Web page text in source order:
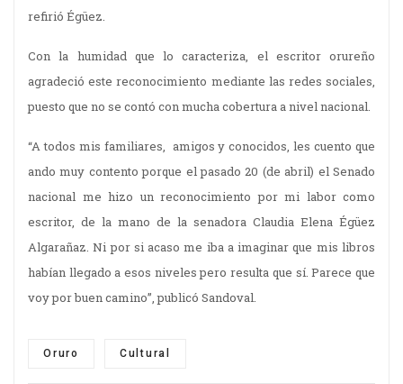
refirió Égüez.
Con la humidad que lo caracteriza, el escritor orureño
agradeció este reconocimiento mediante las redes sociales,
puesto que no se contó con mucha cobertura a nivel nacional.
“A todos mis familiares, amigos y conocidos, les cuento que
ando muy contento porque el pasado 20 (de abril) el Senado
nacional me hizo un reconocimiento por mi labor como
escritor, de la mano de la senadora Claudia Elena Égüez
Algarañaz. Ni por si acaso me iba a imaginar que mis libros
habían llegado a esos niveles pero resulta que sí. Parece que
voy por buen camino”, publicó Sandoval.
Oruro Cultural